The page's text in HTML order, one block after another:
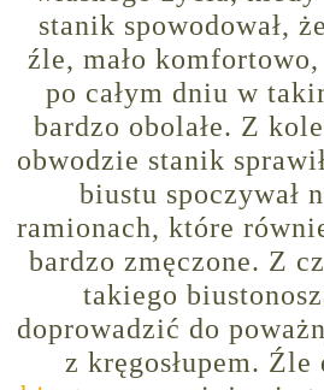
stanik spowodował,
źle, mało
po całym dniu w
bardzo obolałe. Z
obwodzie stanik
biustu spoczywał
ramionach, które
bardzo zmęczone. Z
takiego
doprowadzić do
z kręgosłupem. Źle